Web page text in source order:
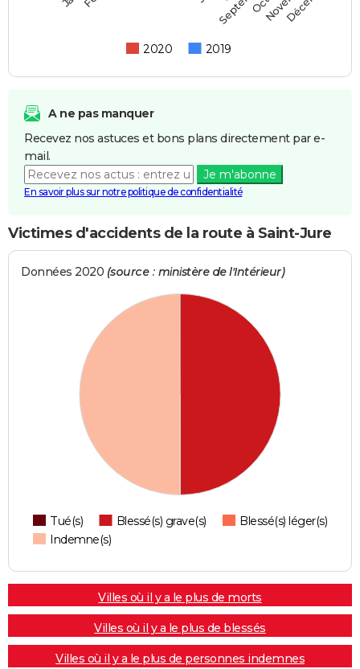
2020 2019
A ne pas manquer
Recevez nos astuces et bons plans directement par e-
mail.
Je m'abonne
En savoir plus sur notre politique de confidentialité
Victimes d'accidents de la route à Saint-Jure
Données 2020 (source : ministère de l'Intérieur)
Tué(s) Blessé(s) grave(s)
Blessé(s) léger(s)
Indemne(s)
Villes où il y a le plus de morts
Villes où il y a le plus de blessés
Villes où il y a le plus de personnes indemnes